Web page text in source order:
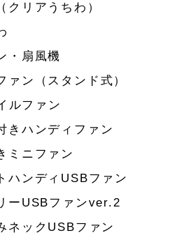
クリアうちわ）
・扇風機
ァン（スタンド式）
ルファン
きハンディファン
ミニファン
ハンディUSBファン
ーUSBファンver.2
ネックUSBファン